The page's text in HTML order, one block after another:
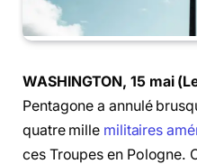
WASHINGTON, 15 mai
Pentagone a annulé
quatre mille militaires
ces Troupes en Pologne.